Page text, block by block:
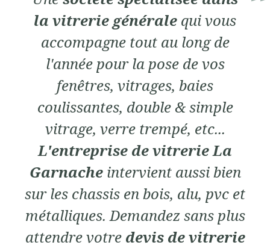
la vitrerie générale qui vous
accompagne tout au long de
l'année pour la pose de vos
fenêtres, vitrages, baies
coulissantes, double & simple
vitrage, verre trempé, etc...
L'entreprise de vitrerie La
Garnacheintervient aussi bien
sur les chassis en bois, alu, pvc et
métalliques. Demandez sans plus
attendre votre devis de vitrerie